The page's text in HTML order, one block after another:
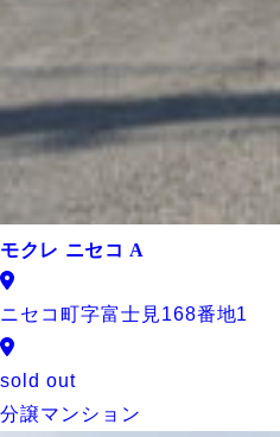
モクレ ニセコ A
ニセコ町字富士見168番地1
sold out
分譲マンション